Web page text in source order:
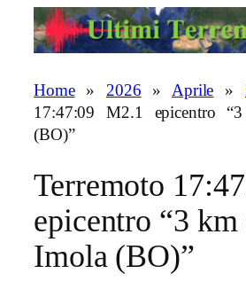
Home» 2026 » Aprile »
17:47:09 M2.1 epicentro
(BO)”
Terremoto
epicentro “3 km
Imola (BO)”